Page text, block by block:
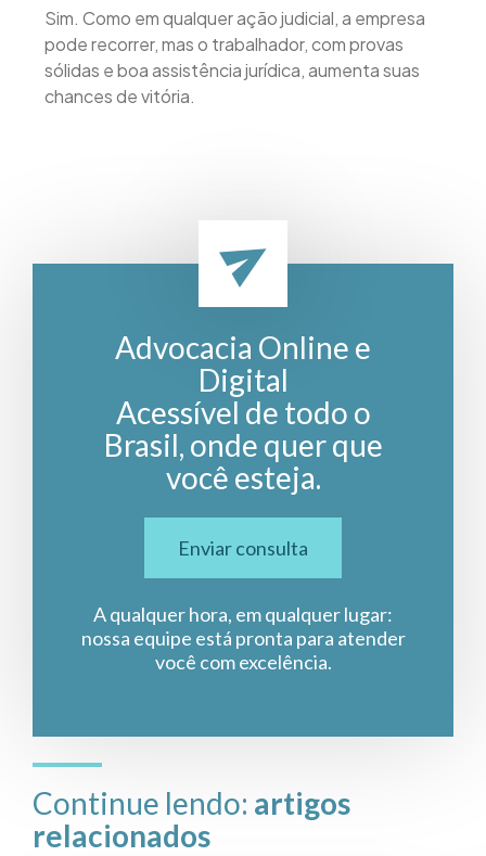
Sim. Como em qualquer ação judicial, a empresa
pode recorrer, mas o trabalhador, com provas
sólidas e boa assistência jurídica, aumenta suas
chances de vitória.
Advocacia Online e
Digital
Acessível de todo o
Brasil, onde quer que
você esteja.
Enviar consulta
A qualquer hora, em qualquer lugar:
nossa equipe está pronta para atender
você com excelência.
Continue lendo: artigos
relacionados